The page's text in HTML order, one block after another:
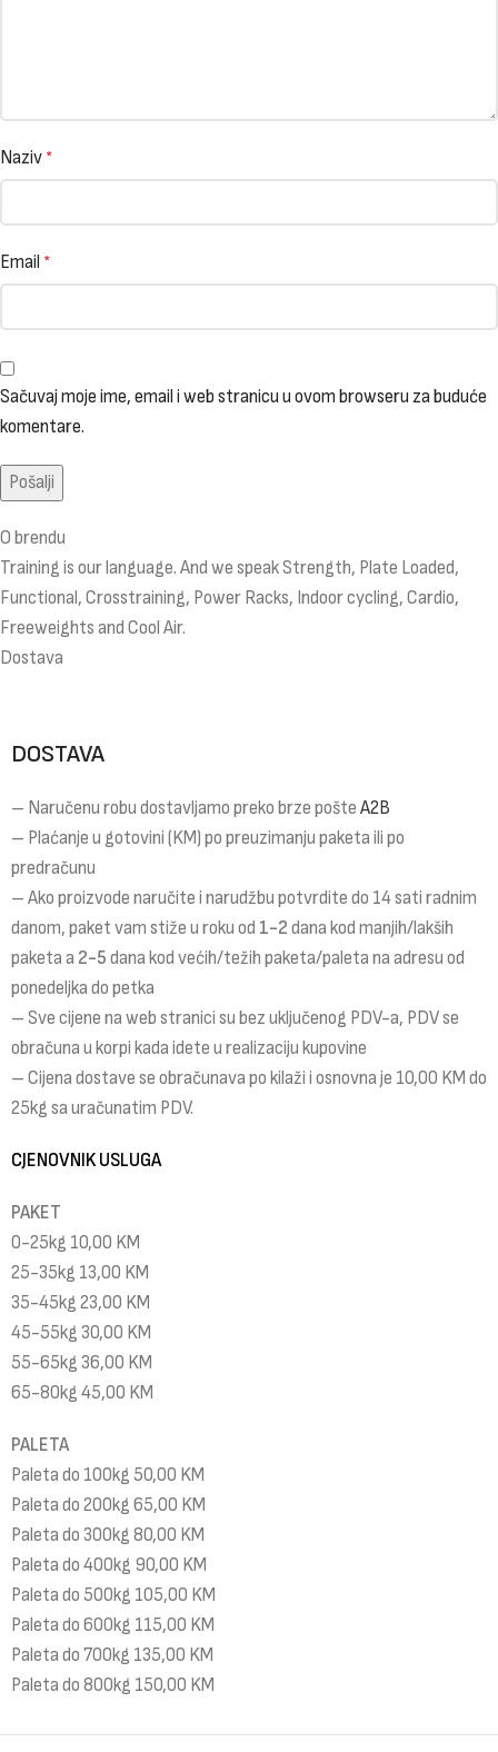
Naziv *
Email *
Sačuvaj moje ime, email i web stranicu u ovom browseru za buduće
komentare.
O brendu
Training is our language. And we speak Strength, Plate Loaded,
Functional, Crosstraining, Power Racks, Indoor cycling, Cardio,
Freeweights and Cool Air.
Dostava
DOSTAVA
– Naručenu robu dostavljamo preko brze pošte A2B
– Plaćanje u gotovini (KM) po preuzimanju paketa ili po
predračunu
– Ako proizvode naručite i narudžbu potvrdite do 14 sati radnim
danom, paket vam stiže u roku od 1-2 dana kod manjih/lakših
paketa a 2-5 dana kod većih/težih paketa/paleta na adresu od
ponedeljka do petka
– Sve cijene na web stranici su bez uključenog PDV-a, PDV se
obračuna u korpi kada idete u realizaciju kupovine
– Cijena dostave se obračunava po kilaži i osnovna je 10,00 KM do
25kg sa uračunatim PDV.
CJENOVNIK USLUGA
PAKET
0-25kg 10,00 KM
25-35kg 13,00 KM
35-45kg 23,00 KM
45-55kg 30,00 KM
55-65kg 36,00 KM
65-80kg 45,00 KM
PALETA
Paleta do 100kg 50,00 KM
Paleta do 200kg 65,00 KM
Paleta do 300kg 80,00 KM
Paleta do 400kg 90,00 KM
Paleta do 500kg 105,00 KM
Paleta do 600kg 115,00 KM
Paleta do 700kg 135,00 KM
Paleta do 800kg 150,00 KM